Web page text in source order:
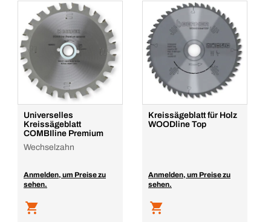
Universelles
Kreissägeblatt
COMBIline Premium
Wechselzahn
Anmelden, um Preise zu
sehen.
Kreissägeblatt für Holz
WOODline Top
Anmelden, um Preise zu
sehen.